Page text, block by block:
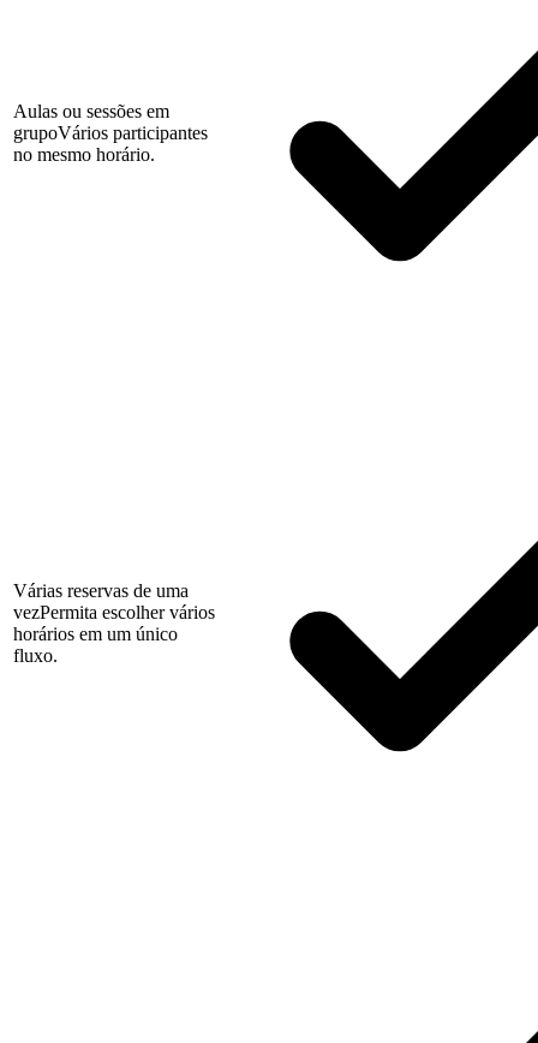
Aulas ou sessões em
grupoVários participantes
no mesmo horário.
Várias reservas de uma
vezPermita escolher vários
horários em um único
fluxo.